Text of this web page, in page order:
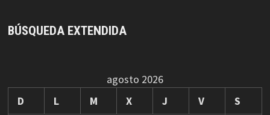
BÚSQUEDA EXTENDIDA
agosto 2026
D
L M X J V
S